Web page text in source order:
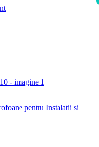
pentru Instalatii si